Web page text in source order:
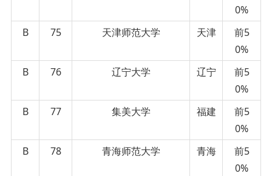
0%
B
75 天津师范大学 天津
前5
0%
B
76 辽宁大学 辽宁
前5
0%
B
77 集美大学 福建
前5
0%
B
78 青海师范大学 青海
前5
0%